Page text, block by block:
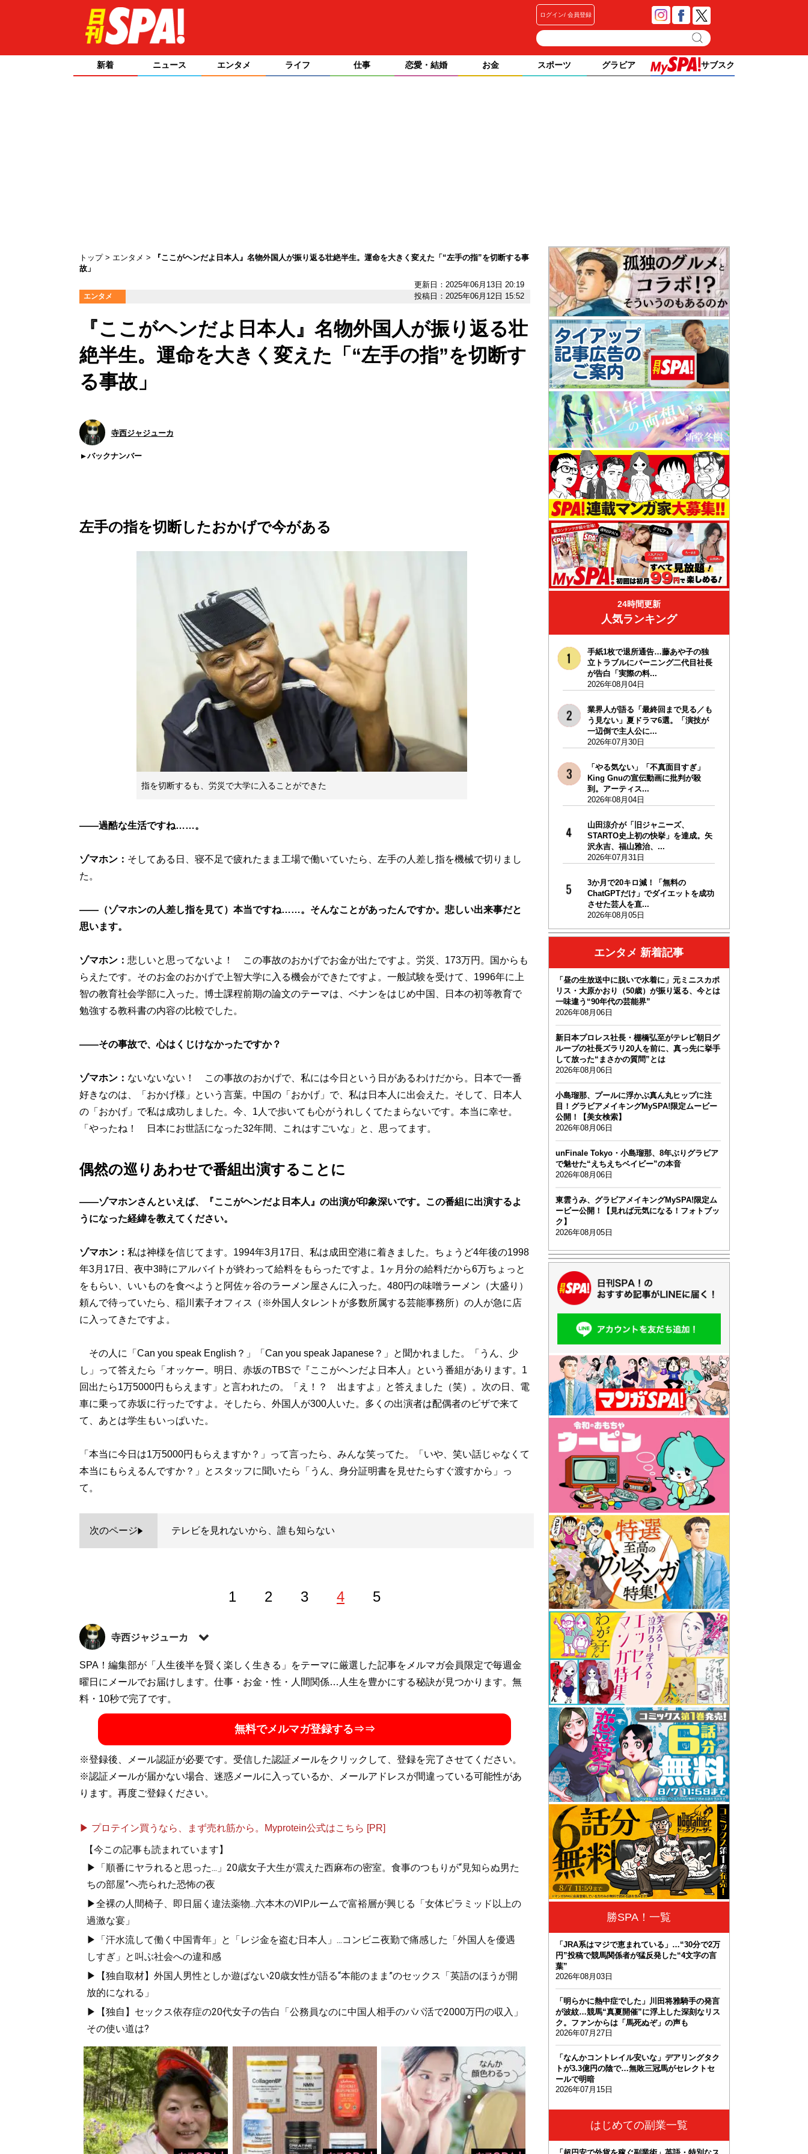
ログイン 会員登録
新着 ニュース エンタメ ライフ 仕事 恋愛・結婚 お金 スポーツ グラビア サブスク
トップ エンタメ
『ここがヘンだよ日本人』名物外国人が振り返る壮絶半生。運命を大きく変えた「“左手の指”を切断する事
故」
更新日：2025年06月13日 20:19
エンタメ 投稿日：2025年06月12日 15:52
『ここがヘンだよ日本人』名物外国人が振り返る壮
絶半生。運命を大きく変えた「“左手の指”を切断す
る事故」
寺西ジャジューカ
バックナンバー
左手の指を切断したおかげで今がある
指を切断するも、労災で大学に入ることができた
――過酷な生活ですね……。
ゾマホン： そしてある日、寝不足で疲れたまま工場で働いていたら、左手の人差し指を機械で切りまし
た。
――（ゾマホンの人差し指を見て）本当ですね……。そんなことがあったんですか。悲しい出来事だと
思います。
ゾマホン： 悲しいと思ってないよ！ この事故のおかげでお金が出たですよ。労災、173万円。国からも
らえたです。そのお金のおかげで上智大学に入る機会ができたですよ。一般試験を受けて、1996年に上
智の教育社会学部に入った。博士課程前期の論文のテーマは、ベナンをはじめ中国、日本の初等教育で
勉強する教科書の内容の比較でした。
――その事故で、心はくじけなかったですか？
ゾマホン： ないないない！ この事故のおかげで、私には今日という日があるわけだから。日本で一番
好きなのは、「おかげ様」という言葉。中国の「おかげ」で、私は日本人に出会えた。そして、日本人
の「おかげ」で私は成功しました。今、1人で歩いても心がうれしくてたまらないです。本当に幸せ。
「やったね！ 日本にお世話になった32年間、これはすごいな」と、思ってます。
偶然の巡りあわせで番組出演することに
――ゾマホンさんといえば、『ここがヘンだよ日本人』の出演が印象深いです。この番組に出演するよ
うになった経緯を教えてください。
ゾマホン： 私は神様を信じてます。1994年3月17日、私は成田空港に着きました。ちょうど4年後の1998
年3月17日、夜中3時にアルバイトが終わって給料をもらったですよ。1ヶ月分の給料だから6万ちょっと
をもらい、いいものを食べようと阿佐ヶ谷のラーメン屋さんに入った。480円の味噌ラーメン（大盛り）
頼んで待っていたら、稲川素子オフィス（※外国人タレントが多数所属する芸能事務所）の人が急に店
に入ってきたですよ。
その人に「Can you speak English？」「Can you speak Japanese？」と聞かれました。「うん、少
し」って答えたら「オッケー。明日、赤坂のTBSで『ここがヘンだよ日本人』という番組があります。1
回出たら1万5000円もらえます」と言われたの。「え！？ 出ますよ」と答えました（笑）。次の日、電
車に乗って赤坂に行ったですよ。そしたら、外国人が300人いた。多くの出演者は配偶者のビザで来て
て、あとは学生もいっぱいた。
「本当に今日は1万5000円もらえますか？」って言ったら、みんな笑ってた。「いや、笑い話じゃなくて
本当にもらえるんですか？」とスタッフに聞いたら「うん、身分証明書を見せたらすぐ渡すから」っ
て。
次のページ テレビを見れないから、誰も知らない
1 2 3 4 5
寺西ジャジューカ
1978年、東京都生まれ。2008年よりフリーライターとして活動中。得意分野は、芸能、音楽、（昔の）
プロレス、ドラマ評。『証言UWF 最後の真実』『証言UWF 完全崩壊の真実』『証言「橋本真也34歳 小
川直也に負けたら即引退！」の真実』『証言1・4 橋本vs.小川 20年目の真実 』『証言 長州力 「革命戦
士」の虚と実』（すべて宝島社）で執筆。
SPA！編集部が「人生後半を賢く楽しく生きる」をテーマに厳選した記事をメルマガ会員限定で毎週金
曜日にメールでお届けします。仕事・お金・性・人間関係…人生を豊かにする秘訣が見つかります。無
料・10秒で完了です。
無料でメルマガ登録する⇒⇒
※登録後、メール認証が必要です。受信した認証メールをクリックして、登録を完了させてください。
※認証メールが届かない場合、迷惑メールに入っているか、メールアドレスが間違っている可能性があ
ります。再度ご登録ください。
▶ プロテイン買うなら、まず売れ筋から。Myprotein公式はこちら [PR]
【今この記事も読まれています】
▶「順番にヤラれると思った...」20歳女子大生が震えた西麻布の密室。食事のつもりが“見知らぬ男た
ちの部屋”へ売られた恐怖の夜
▶全裸の人間椅子、即日届く違法薬物...六本木のVIPルームで富裕層が興じる「女体ピラミッド以上の
過激な宴」
▶「汗水流して働く中国青年」と「レジ金を盗む日本人」...コンビニ夜勤で痛感した「外国人を優遇
しすぎ」と叫ぶ社会への違和感
▶【独自取材】外国人男性としか遊ばない20歳女性が語る“本能のまま”のセックス「英語のほうが開
放的になれる」
▶【独自】セックス依存症の20代女子の告白「公務員なのに中国人相手のパパ活で2000万円の収入」
その使い道は?
24時間更新
人気ランキング
手紙1枚で退所通告…藤あや子の独
立トラブルにバーニング二代目社長
が告白「実際の料...
2026年08月04日
業界人が語る「最終回まで見る／も
う見ない」夏ドラマ6選。「演技が
一辺倒で主人公に...
2026年07月30日
「やる気ない」「不真面目すぎ」
King Gnuの宣伝動画に批判が殺
到。アーティス...
2026年08月04日
山田涼介が「旧ジャニーズ、
STARTO史上初の快挙」を達成。矢
沢永吉、福山雅治、...
2026年07月31日
3か月で20キロ減！「無料の
ChatGPTだけ」でダイエットを成功
させた芸人を直...
2026年08月05日
エンタメ 新着記事
「昼の生放送中に脱いで水着に」元ミニスカポ
リス・大原かおり（50歳）が振り返る、今とは
一味違う“90年代の芸能界”
2026年08月06日
新日本プロレス社長・棚橋弘至がテレビ朝日グ
ループの社長ズラリ20人を前に、真っ先に挙手
して放った“まさかの質問”とは
2026年08月06日
小島瑠那、プールに浮かぶ真ん丸ヒップに注
目！グラビアメイキングMySPA!限定ムービー
公開！【美女検索】
2026年08月06日
unFinale Tokyo・小島瑠那、8年ぶりグラビア
で魅せた“えちえちベイビー”の本音
2026年08月06日
東雲うみ、グラビアメイキングMySPA!限定ム
ービー公開！【見れば元気になる！フォトブッ
ク】
2026年08月05日
勝SPA！一覧
「JRA系はマジで恵まれている」…“30分で2万
円”投稿で競馬関係者が猛反発した“4文字の言
葉”
2026年08月03日
「明らかに熱中症でした」川田将雅騎手の発言
が波紋…競馬“真夏開催”に浮上した深刻なリス
ク。ファンからは「馬死ぬぞ」の声も
2026年07月27日
「なんかコントレイル安いな」デアリングタク
トが3.3億円の陰で…無敗三冠馬がセレクトセ
ールで明暗
2026年07月15日
はじめての副業一覧